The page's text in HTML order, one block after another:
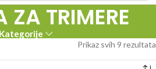
ZA TRIMERE
Kategorije
Prikaz svih 9 rezultata